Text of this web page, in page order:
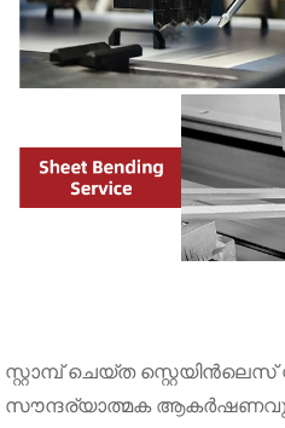
സ്റ്റാമ്പ് ചെയ്ത
സൗന്ദര്യാത്മക